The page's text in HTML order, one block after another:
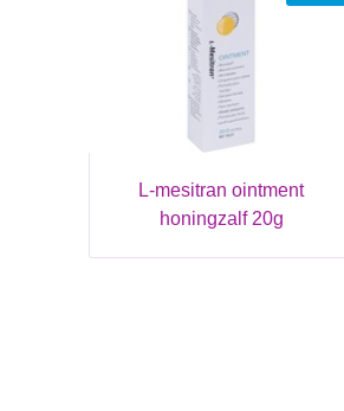
l-mesitran ointment
honingzalf 20g